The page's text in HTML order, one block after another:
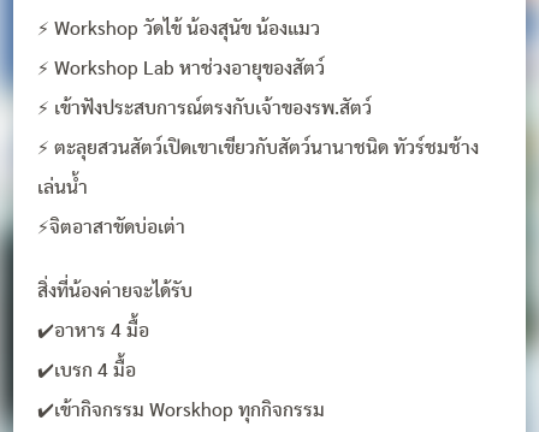
⚡ Workshop วัดไข้ น้องสุนัข น้องแมว
⚡ Workshop Lab หาช่วงอายุของสัตว์
⚡ เข้าฟังประสบการณ์ตรงกับเจ้าของรพ.สัตว์
⚡ ตะลุยสวนสัตว์เปิดเขาเขียวกับสัตว์นานาชนิด ทัวร์ชมช้าง
เล่นน้ำ
⚡จิตอาสาขัดบ่อเต่า
สิ่งที่น้องค่ายจะได้รับ
✔️อาหาร 4 มื้อ
✔️เบรก 4 มื้อ
✔️เข้ากิจกรรม Worskhop ทุกกิจกรรม